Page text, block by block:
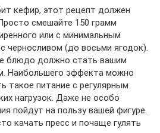
кефир, этот рецепт должен
смешайте 150 грамм
или с минимальным
черносливом (до восьми ягодок).
блюдо должно стать вашим
Наибольшего эффекта можно
такое питание с регулярным
нагрузок. Даже не особо
пойдут на пользу вашей фигуре.
качать пресс и почаще гулять